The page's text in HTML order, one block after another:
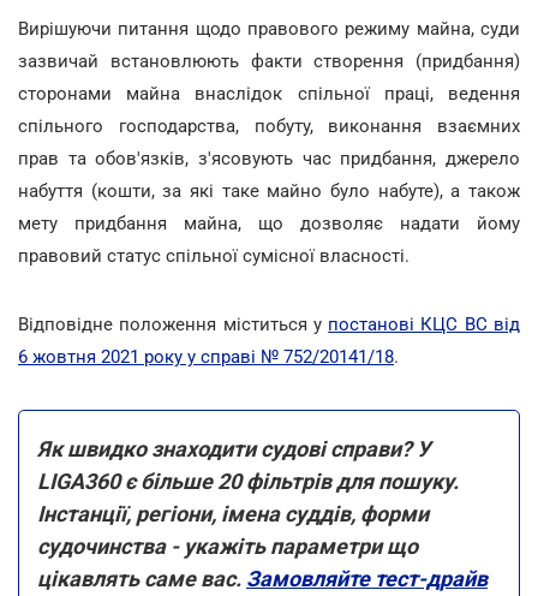
Вирішуючи питання щодо правового режиму майна, суди
зазвичай встановлюють факти створення (придбання)
сторонами майна внаслідок спільної праці, ведення
спільного господарства, побуту, виконання взаємних
прав та обов'язків, з'ясовують час придбання, джерело
набуття (кошти, за які таке майно було набуте), а також
мету придбання майна, що дозволяє надати йому
правовий статус спільної сумісної власності.
Відповідне положення міститься у постанові КЦС ВС від
6 жовтня 2021 року у справі № 752/20141/18.
Як швидко знаходити судові справи? У
LIGA360 є більше 20 фільтрів для пошуку.
Інстанції, регіони, імена суддів, форми
судочинства - укажіть параметри що
цікавлять саме вас. Замовляйте тест-драйв